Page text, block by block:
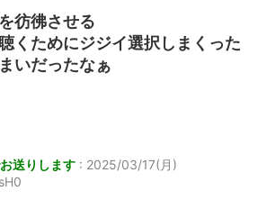
彷彿させる
くためにジジイ選択しまくった
いだったなぁ
送りします : 2025/03/17(月)